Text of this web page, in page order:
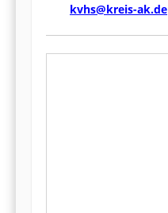
kvhs@kreis-ak.de